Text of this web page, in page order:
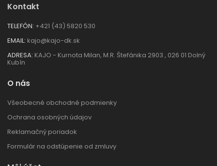
Kontakt
TELEFÓN: +421 (43) 5820 530
EMAIL: kajo@kajo-dk.sk
ADRESA: KAJO - Kurnota Milan, M.R. Štefánika 2903 , 026 01 Dolný
Kubín
O nás
Všeobecné obchodné podmienky
Ochrana osobných údajov
Reklamačný poriadok
Formulár na odstúpenie od zmluvy